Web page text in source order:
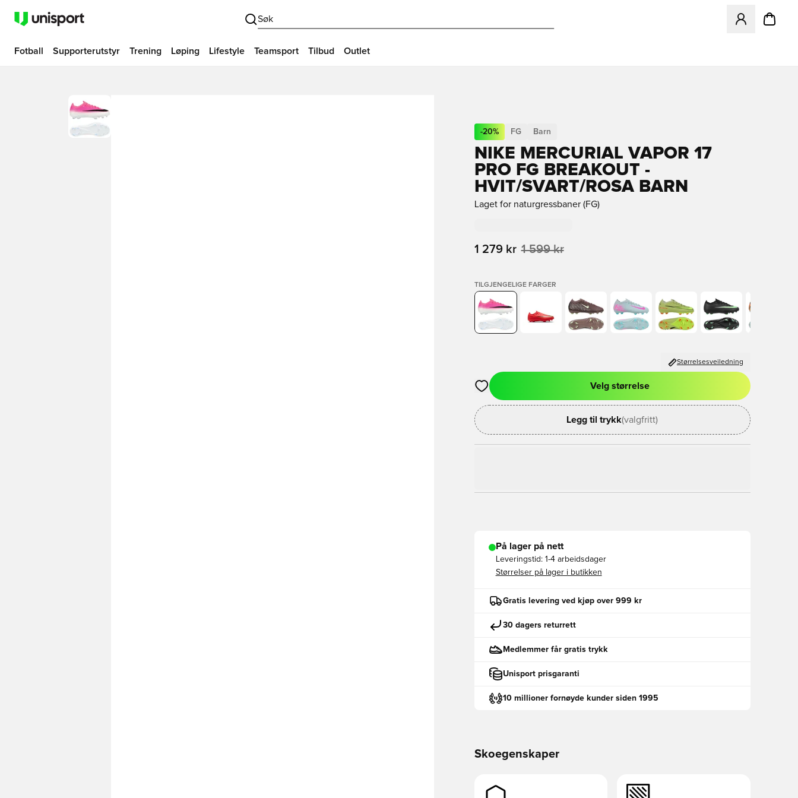
Søk
Åpner en
Fotball Supporterutstyr Trening Løping Lifestyle Teamsport Tilbud Outlet
-20% FG Barn
NIKE MERCURIAL VAPOR 17
PRO FG BREAKOUT -
HVIT/SVART/ROSA BARN
Laget for naturgressbaner (FG)
1 279 kr 1 599 kr
TILGJENGELIGE FARGER
Størrelsesveiledning
Åpner en Modal for å logge inn eller registrere deg som medlem
Velg størrelse
Legg til trykk(valgfritt)
På lager på nett
Leveringstid: 1-4 arbeidsdager
Størrelser på lager i butikken
Gratis levering ved kjøp over 999 kr
30 dagers returrett
Medlemmer får gratis trykk
Unisport prisgaranti
10 millioner fornøyde kunder siden 1995
Skoegenskaper